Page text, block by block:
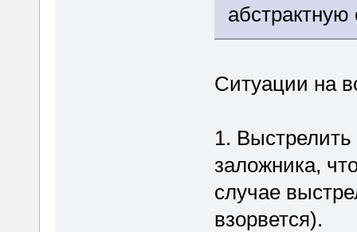
Ситуации на
1. Выстрелить
заложника,
случае
взорвется).